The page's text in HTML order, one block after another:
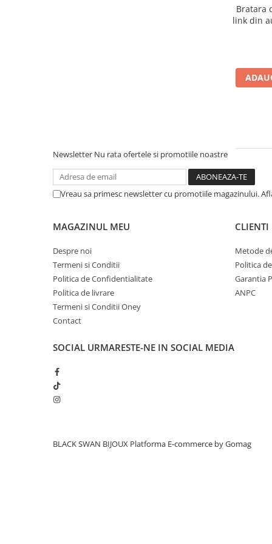
Bratara
link din
Newsletter Nu rata ofertele si promotiile noastre
Vreau sa primesc newsletter cu promotiile magazinului.
MAGAZINUL MEU
Despre noi
Termeni si Conditii
Politica de Confidentialitate
Politica de livrare
Termeni si Conditii Oney
Contact
CLIENTI
Metode
Politica
Garantia
ANPC
SOCIAL URMARESTE-NE IN SOCIAL MEDIA
BLACK SWAN BIJOUX Platforma E-commerce by Gomag